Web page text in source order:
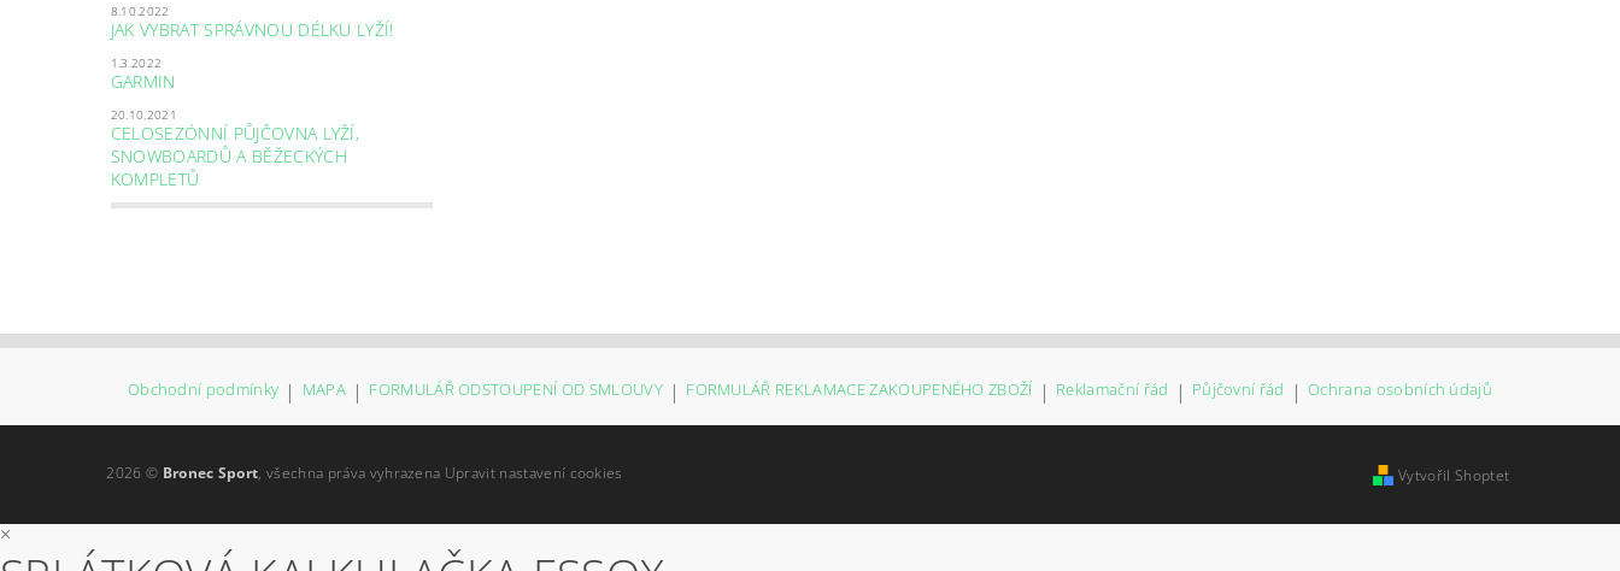
8.10.2022
JAK VYBRAT SPRÁVNOU DÉLKU LYŽÍ!
1.3.2022
GARMIN
20.10.2021
CELOSEZÓNNÍ PŮJČOVNA LYŽÍ,
SNOWBOARDŮ A BĚŽECKÝCH
KOMPLETŮ
Obchodní podmínky | MAPA | FORMULÁŘ ODSTOUPENÍ OD SMLOUVY | FORMULÁŘ REKLAMACE ZAKOUPENÉHO ZBOŽÍ | Reklamační řád | Půjčovní řád | Ochrana osobních údajů
2026 © Bronec Sport, všechna práva vyhrazena Upravit nastavení cookies Vytvořil Shoptet
×